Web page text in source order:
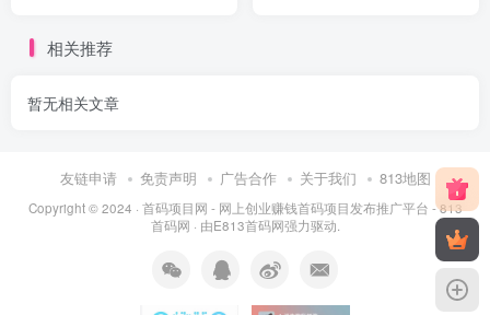
相关推荐
暂无相关文章
友链申请 免责声明 广告合作 关于我们 813地图
Copyright © 2024 · 首码项目网 - 网上创业赚钱首码项目发布推广平台 - 813
首码网 · 由E813首码网强力驱动.